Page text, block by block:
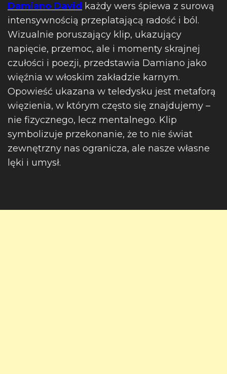
Damiano David każdy wers śpiewa z surową
intensywnością przeplatającą radość i ból.
Wizualnie poruszający klip, ukazujący
napięcie, przemoc, ale i momenty skrajnej
czułości i poezji, przedstawia Damiano jako
więźnia w włoskim zakładzie karnym.
Opowieść ukazana w teledysku jest metaforą
więzienia, w którym często się znajdujemy –
nie fizycznego, lecz mentalnego. Klip
symbolizuje przekonanie, że to nie świat
zewnętrzny nas ogranicza, ale nasze własne
lęki i umysł.